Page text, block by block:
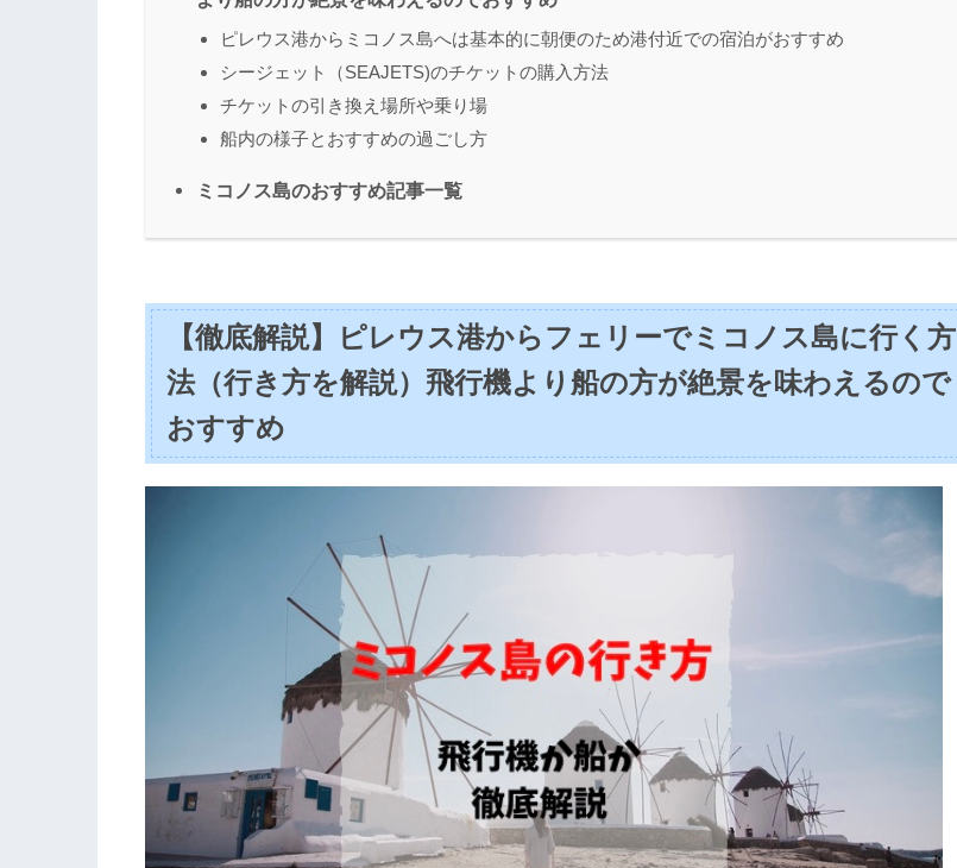
ピレウス港からミコノス島へは基本的に朝便のため港付近での宿泊がおすすめ
シージェット（SEAJETS)のチケットの購入方法
チケットの引き換え場所や乗り場
船内の様子とおすすめの過ごし方
ミコノス島のおすすめ記事一覧
【徹底解説】ピレウス港からフェリーでミコノス島に行く方
法（行き方を解説）飛行機より船の方が絶景を味わえるので
おすすめ